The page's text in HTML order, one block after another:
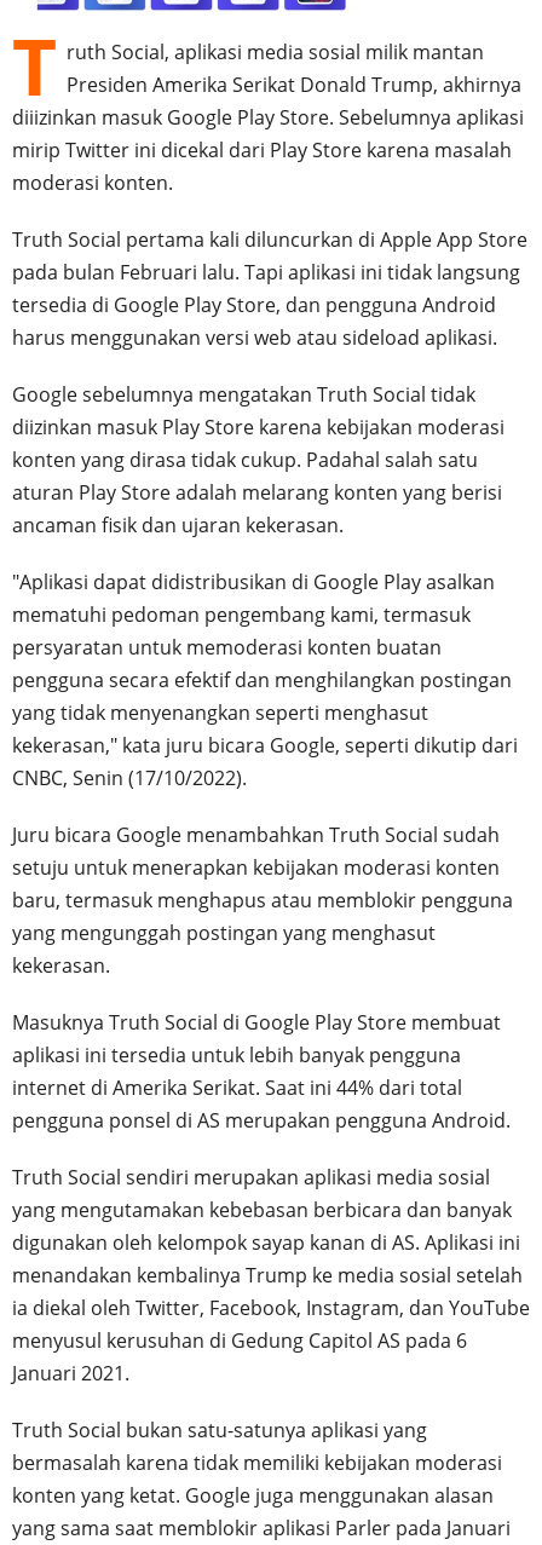
T ruth Social, aplikasi media sosial milik mantan
Presiden Amerika Serikat Donald Trump, akhirnya
diiizinkan masuk Google Play Store. Sebelumnya aplikasi
mirip Twitter ini dicekal dari Play Store karena masalah
moderasi konten.
Truth Social pertama kali diluncurkan di Apple App Store
pada bulan Februari lalu. Tapi aplikasi ini tidak langsung
tersedia di Google Play Store, dan pengguna Android
harus menggunakan versi web atau sideload aplikasi.
Google sebelumnya mengatakan Truth Social tidak
diizinkan masuk Play Store karena kebijakan moderasi
konten yang dirasa tidak cukup. Padahal salah satu
aturan Play Store adalah melarang konten yang berisi
ancaman fisik dan ujaran kekerasan.
"Aplikasi dapat didistribusikan di Google Play asalkan
mematuhi pedoman pengembang kami, termasuk
persyaratan untuk memoderasi konten buatan
pengguna secara efektif dan menghilangkan postingan
yang tidak menyenangkan seperti menghasut
kekerasan," kata juru bicara Google, seperti dikutip dari
CNBC, Senin (17/10/2022).
Juru bicara Google menambahkan Truth Social sudah
setuju untuk menerapkan kebijakan moderasi konten
baru, termasuk menghapus atau memblokir pengguna
yang mengunggah postingan yang menghasut
kekerasan.
Masuknya Truth Social di Google Play Store membuat
aplikasi ini tersedia untuk lebih banyak pengguna
internet di Amerika Serikat. Saat ini 44% dari total
pengguna ponsel di AS merupakan pengguna Android.
Truth Social sendiri merupakan aplikasi media sosial
yang mengutamakan kebebasan berbicara dan banyak
digunakan oleh kelompok sayap kanan di AS. Aplikasi ini
menandakan kembalinya Trump ke media sosial setelah
ia diekal oleh Twitter, Facebook, Instagram, dan YouTube
menyusul kerusuhan di Gedung Capitol AS pada 6
Januari 2021.
Truth Social bukan satu-satunya aplikasi yang
bermasalah karena tidak memiliki kebijakan moderasi
konten yang ketat. Google juga menggunakan alasan
yang sama saat memblokir aplikasi Parler pada Januari